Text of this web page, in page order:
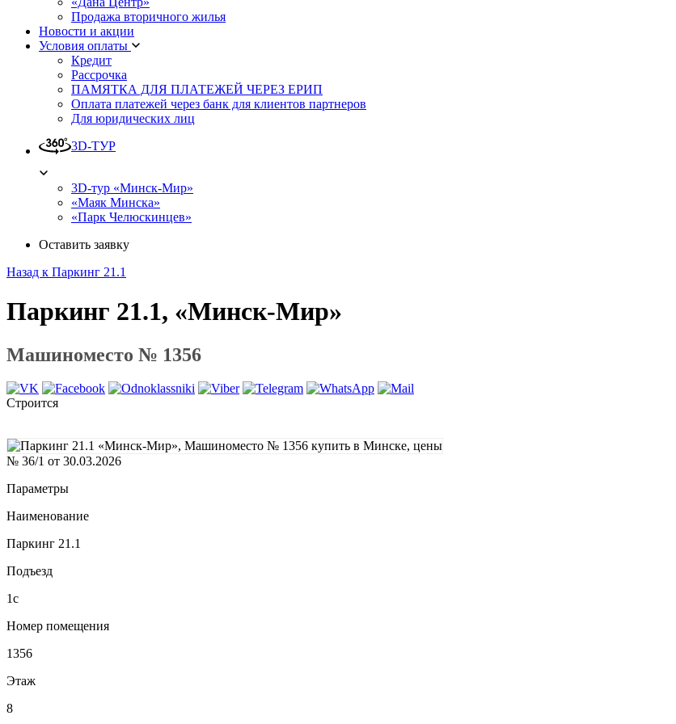
Продажа вторичного жилья
Новости и акции
Условия оплаты
Кредит
Рассрочка
ПАМЯТКА ДЛЯ ПЛАТЕЖЕЙ ЧЕРЕЗ ЕРИП
Оплата платежей через банк для клиентов партнеров
Для юридических лиц
3D-ТУР
3D-тур «Минск-Мир»
«Маяк Минска»
«Парк Челюскинцев»
Оставить заявку
Назад к Паркинг 21.1
Паркинг 21.1, «Минск-Мир»
Машиноместо № 1356
Строится
№ 36/1 от 30.03.2026
Параметры
Наименование
Паркинг 21.1
Подъезд
1с
Номер помещения
1356
Этаж
8